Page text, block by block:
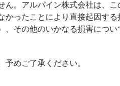
ん。アルパイン株式会社は、こ
かったことにより直接起因する
、その他のいかなる損害につい
めご了承ください。